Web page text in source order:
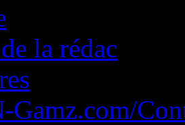
la rédac
Gamz.com/